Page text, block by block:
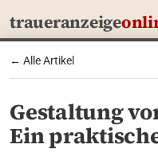
traueranzeige
← Alle Artikel
Gestaltung
Ein